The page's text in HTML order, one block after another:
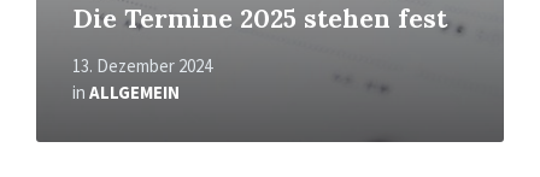
Die Termine 2025 stehen fest
13. Dezember 2024
in ALLGEMEIN